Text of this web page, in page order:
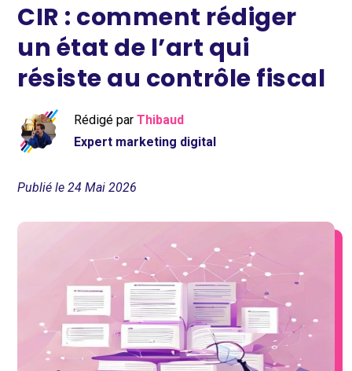
CIR : comment rédiger
un état de l’art qui
résiste au contrôle fiscal
Rédigé par Thibaud
Expert marketing digital
Publié le 24 Mai 2026